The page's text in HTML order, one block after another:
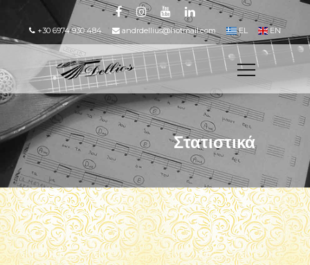
+30 6974 930 484 andrdellius@hotmail.com EL EN
Στατιστικά